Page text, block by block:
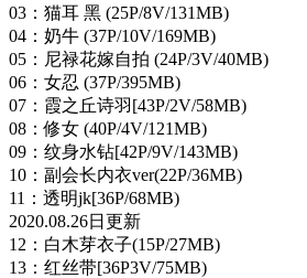
03：猫耳 黑 (25P/8V/131MB)
04：奶牛 (37P/10V/169MB)
05：尼禄花嫁自拍 (24P/3V/40MB)
06：女忍 (37P/395MB)
07：霞之丘诗羽[43P/2V/58MB)
08：修女 (40P/4V/121MB)
09：纹身水钻[42P/9V/143MB)
10：副会长内衣ver(22P/36MB)
11：透明jk[36P/68MB)
2020.08.26日更新
12：白木芽衣子(15P/27MB)
13：红丝带[36P3V/75MB)